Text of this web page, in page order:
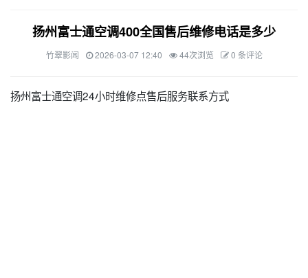
扬州富士通空调400全国售后维修电话是多少
竹翠影闻 2026-03-07 12:40 44次浏览 0 条评论
扬州富士通空调24小时维修点售后服务联系方式